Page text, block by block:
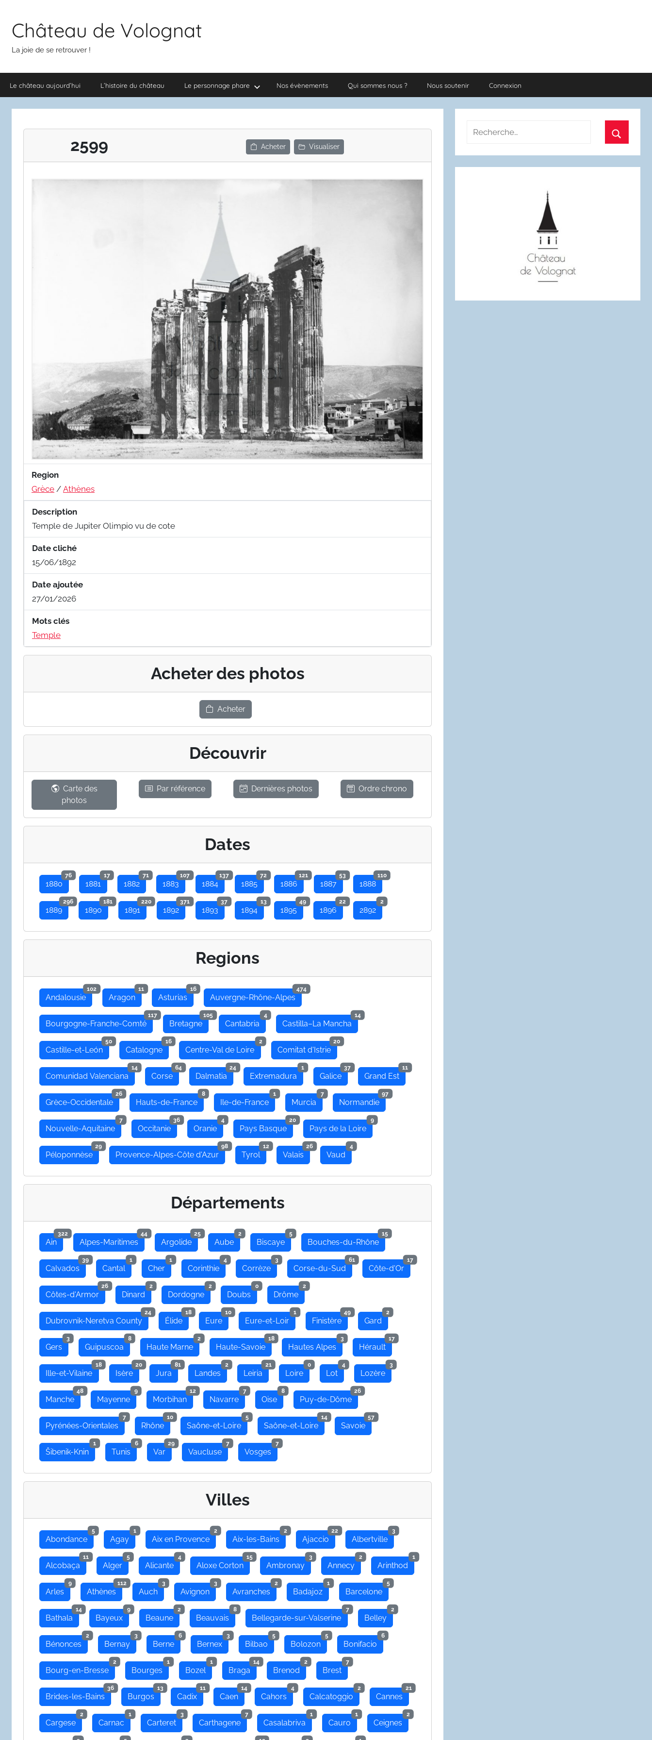
contenuChâteau de Volognat
La joie de se retrouver !
Le château aujourd’hui L’histoire du château Le personnage phare Nos évènements Qui sommes nous ? Nous soutenir Connexion
2599 Acheter Visualiser
Region
Grèce / Athènes
Description
Temple de Jupiter Olimpio vu de cote
Date cliché
15/06/1892
Date ajoutée
27/01/2026
Mots clés
Temple
Acheter des photos
Acheter
Découvrir
Carte des
photos
Par référence Dernières photos Ordre chrono
Dates
1880
76
1881
17
1882
71
1883
107
1884
137
1885
72
1886
121
1887
53
1888
110
1889
296
1890
181
1891
220
1892
371
1893
37
1894
13
1895
49
1896
22
2892
2
Regions
Andalousie
102
Aragon
11
Asturias
16
Auvergne-Rhône-Alpes
474
Bourgogne-Franche-Comté
117
Bretagne
105
Cantabria
4
Castilla–La Mancha
14
Castille-et-León
50
Catalogne
16
Centre-Val de Loire
2
Comitat d'Istrie
20
Comunidad Valenciana
14
Corse
64
Dalmatia
24
Extremadura
1
Galice
37
Grand Est
11
Grèce-Occidentale
26
Hauts-de-France
8
Ile-de-France
1
Murcia
7
Normandie
97
Nouvelle-Aquitaine
7
Occitanie
36
Oranie
4
Pays Basque
20
Pays de la Loire
9
Péloponnèse
29
Provence-Alpes-Côte d'Azur
98
Tyrol
12
Valais
26
Vaud
4
Départements
Ain
322
Alpes-Maritimes
44
Argolide
25
Aube
2
Biscaye
5
Bouches-du-Rhône
15
Calvados
39
Cantal
1
Cher
1
Corinthie
4
Corrèze
3
Corse-du-Sud
61
Côte-d'Or
17
Côtes-d'Armor
26
Dinard
2
Dordogne
2
Doubs
0
Drôme
2
Dubrovnik-Neretva County
24
Élide
18
Eure
10
Eure-et-Loir
1
Finistère
49
Gard
2
Gers
3
Guipuscoa
8
Haute Marne
2
Haute-Savoie
18
Hautes Alpes
3
Hérault
17
Ille-et-Vilaine
18
Isère
20
Jura
81
Landes
2
Leiria
21
Loire
0
Lot
4
Lozère
3
Manche
48
Mayenne
9
Morbihan
12
Navarre
7
Oise
8
Puy-de-Dôme
26
Pyrénées-Orientales
7
Rhône
10
Saône-et-Loire
5
Saône-et-Loire
14
Savoie
57
Šibenik-Knin
1
Tunis
6
Var
29
Vaucluse
7
Vosges
7
Villes
Abondance
5
Agay
1
Aix en Provence
2
Aix-les-Bains
2
Ajaccio
22
Albertville
3
Alcobaça
11
Alger
5
Alicante
4
Aloxe Corton
15
Ambronay
3
Annecy
2
Arinthod
1
Arles
9
Athènes
112
Auch
3
Avignon
3
Avranches
2
Badajoz
1
Barcelone
5
Bathala
14
Bayeux
9
Beaune
2
Beauvais
8
Bellegarde-sur-Valserine
7
Belley
2
Bénonces
2
Bernay
3
Berne
6
Bernex
3
Bilbao
5
Bolozon
5
Bonifacio
6
Bourg-en-Bresse
2
Bourges
1
Bozel
1
Braga
14
Brenod
2
Brest
7
Brides-les-Bains
36
Burgos
13
Cadix
11
Caen
14
Cahors
4
Calcatoggio
2
Cannes
21
Cargese
2
Carnac
1
Carteret
3
Carthagene
7
Casalabriva
1
Cauro
1
Ceignes
2
Recherche
: